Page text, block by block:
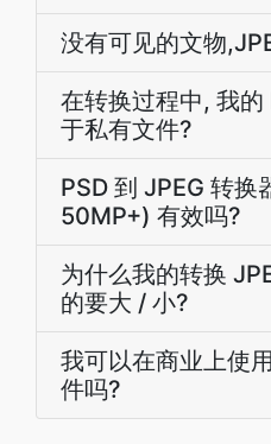
没有可见的文物
在转换过程中, 我的
于私有文件?
PSD 到 JPEG 转换
50MP+) 有效吗?
为什么我的转换
的要大 / 小?
我可以在商业上使
件吗?